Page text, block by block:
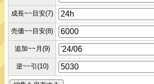
成長~~目安(7)
売価~~目安(8)
追加~~月(9)
逆~~引(10)